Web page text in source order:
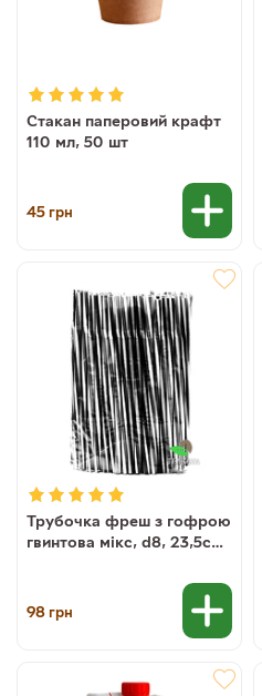
Стакан паперовий крафт
110 мл, 50 шт
45грн
Трубочка фреш з гофрою
гвинтова мікс, d8, 23,5см,
98грн